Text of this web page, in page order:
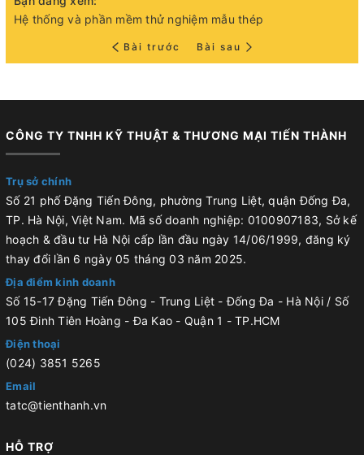
Hệ thống và phần mềm thử nghiệm mẫu thép
Bài trước Bài sau
CÔNG TY TNHH KỸ THUẬT & THƯƠNG MẠI TIẾN THÀNH
Trụ sở chính
Số 21 phố Đặng Tiến Đông, phường Trung Liệt, quận Đống Đa,
TP. Hà Nội, Việt Nam. Mã số doanh nghiệp: 0100907183, Sở kế
hoạch & đầu tư Hà Nội cấp lần đầu ngày 14/06/1999, đăng ký
thay đổi lần 6 ngày 05 tháng 03 năm 2025.
Địa điểm kinh doanh
Số 15-17 Đặng Tiến Đông - Trung Liệt - Đống Đa - Hà Nội / Số
105 Đinh Tiên Hoàng - Đa Kao - Quận 1 - TP.HCM
Điện thoại
(024) 3851 5265
Email
tatc@tienthanh.vn
HỖ TRỢ